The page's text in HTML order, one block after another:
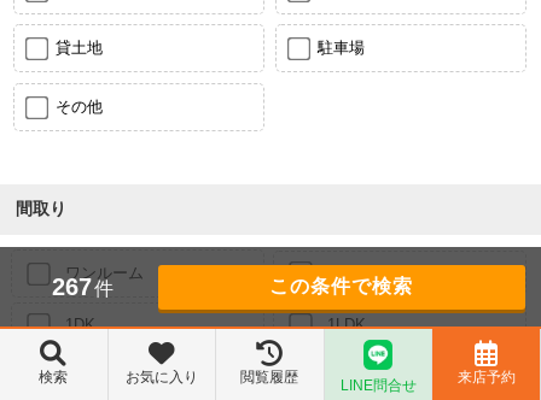
貸土地 駐車場
その他
間取り
ワンルーム 1K
1DK 1LDK
2K
267件
検索 お気に入り 閲覧履歴 LINE問合せ 来店予約